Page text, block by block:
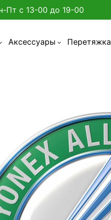
Пт с 13-00 до 19-00
Аксессуары Перетяжка
бадминтона